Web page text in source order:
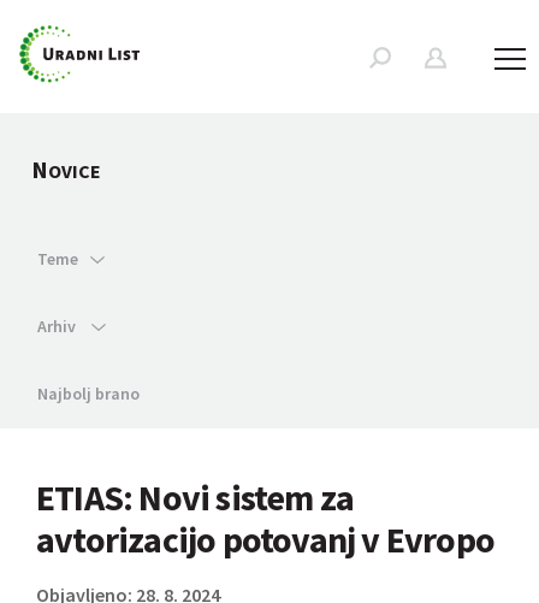
NOVICE
Teme
Arhiv
Najbolj brano
ETIAS: Novi sistem za
avtorizacijo potovanj v Evropo
Objavljeno: 28. 8. 2024